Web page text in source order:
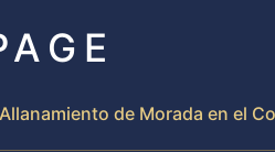
de Morada en el